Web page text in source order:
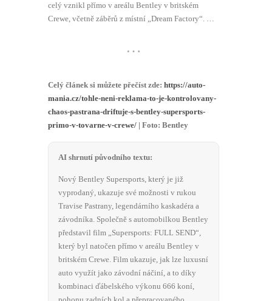
celý vznikl přímo v areálu Bentley v britském
Crewe, včetně záběrů z místní „Dream Factory“. …
…
Celý článek si můžete přečíst zde: https://auto-
mania.cz/tohle-neni-reklama-to-je-kontrolovany-
chaos-pastrana-driftuje-s-bentley-supersports-
primo-v-tovarne-v-crewe/ | Foto: Bentley
AI shrnutí původního textu:
Nový Bentley Supersports, který je již
vyprodaný, ukazuje své možnosti v rukou
Travise Pastrany, legendárního kaskadéra a
závodníka. Společně s automobilkou Bentley
představil film „Supersports: FULL SEND“,
který byl natočen přímo v areálu Bentley v
britském Crewe. Film ukazuje, jak lze luxusní
auto využít jako závodní náčiní, a to díky
kombinaci ďábelského výkonu 666 koní,